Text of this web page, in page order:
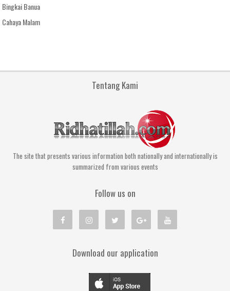
Bingkai Banua
Cahaya Malam
Tentang Kami
The site that presents various information both nationally and internationally is
summarized from various events
Follow us on
Download our application